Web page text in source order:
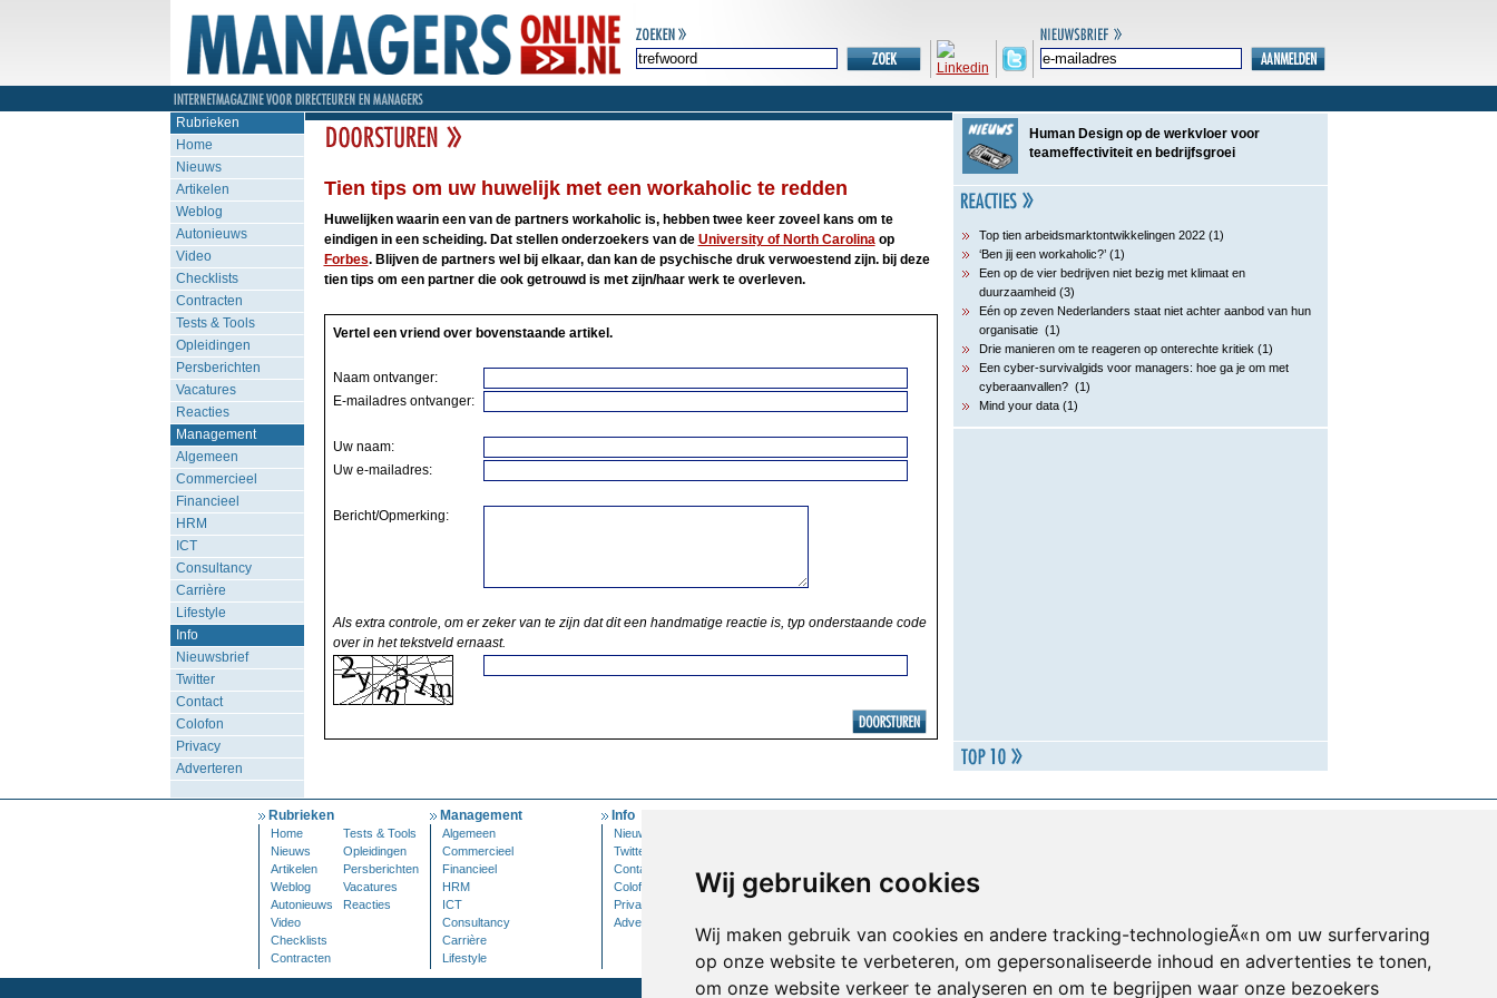
Wij gebruiken cookies
Wij maken gebruik van cookies en andere tracking-technologieÃ«n om uw surfervaring
op onze website te verbeteren, om gepersonaliseerde inhoud en advertenties te tonen,
om onze website verkeer te analyseren en om te begrijpen waar onze bezoekers
Rubrieken
Home
Nieuws
Artikelen
Weblog
Autonieuws
Video
Checklists
Contracten
Tests & Tools
Opleidingen
Persberichten
Vacatures
Reacties
Management
Algemeen
Commercieel
Financieel
HRM
ICT
Consultancy
Carrière
Lifestyle
Info
Nieuwsbrief
Twitter
Contact
Colofon
Privacy
Adverteren
Tien tips om uw huwelijk met een workaholic te redden
Huwelijken waarin een van de partners workaholic is, hebben twee keer zoveel kans om te
eindigen in een scheiding. Dat stellen onderzoekers van de University of North Carolinaop
Forbes. Blijven de partners wel bij elkaar, dan kan de psychische druk verwoestend zijn. bij deze
tien tips om een partner die ook getrouwd is met zijn/haar werk te overleven.
Vertel een vriend over bovenstaande artikel.
Naam ontvanger:
E-mailadres ontvanger:
Uw naam:
Uw e-mailadres:
Bericht/Opmerking:
Als extra controle, om er zeker van te zijn dat dit een handmatige reactie is, typ onderstaande code
over in het tekstveld ernaast.
Human Design op de werkvloer voor
teameffectiviteit en bedrijfsgroei
Top tien arbeidsmarktontwikkelingen 2022 (1)
‘Ben jij een workaholic?’ (1)
Een op de vier bedrijven niet bezig met klimaat en
duurzaamheid (3)
Eén op zeven Nederlanders staat niet achter aanbod van hun
organisatie (1)
Drie manieren om te reageren op onterechte kritiek (1)
Een cyber-survivalgids voor managers: hoe ga je om met
cyberaanvallen? (1)
Mind your data (1)
Rubrieken
Home
Tests & Tools
Nieuws
Opleidingen
Artikelen
Persberichten
Weblog
Vacatures
Autonieuws
Reacties
Video
Checklists
Contracten
Management
Algemeen
Commercieel
Financieel
HRM
ICT
Consultancy
Carrière
Lifestyle
Info
Nieuwsbrief
Twitter
Contact
Colofon
Privacy
Adverteren